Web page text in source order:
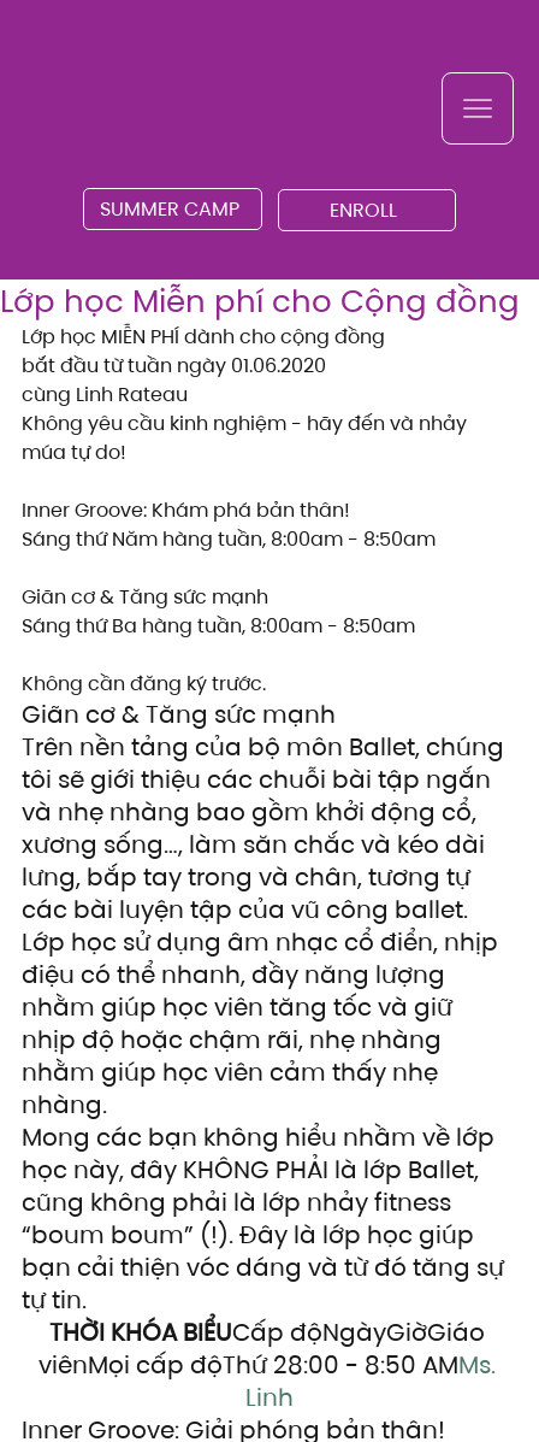
SUMMER CAMP ENROLL
Lớp học Miễn phí cho Cộng đồng
Lớp học MIỄN PHÍ dành cho cộng đồng
bắt đầu từ tuần ngày 01.06.2020
cùng Linh Rateau
Không yêu cầu kinh nghiệm - hãy đến và nhảy
múa tự do!
Inner Groove: Khám phá bản thân!
Sáng thứ Năm hàng tuần, 8:00am - 8:50am
Giãn cơ & Tăng sức mạnh
Sáng thứ Ba hàng tuần, 8:00am - 8:50am
Không cần đăng ký trước.
Giãn cơ & Tăng sức mạnh
Trên nền tảng của bộ môn Ballet, chúng
tôi sẽ giới thiệu các chuỗi bài tập ngắn
và nhẹ nhàng bao gồm khởi động cổ,
xương sống…, làm săn chắc và kéo dài
lưng, bắp tay trong và chân, tương tự
các bài luyện tập của vũ công ballet.
Lớp học sử dụng âm nhạc cổ điển, nhịp
điệu có thể nhanh, đầy năng lượng
nhằm giúp học viên tăng tốc và giữ
nhịp độ hoặc chậm rãi, nhẹ nhàng
nhằm giúp học viên cảm thấy nhẹ
nhàng.
Mong các bạn không hiểu nhầm về lớp
học này, đây KHÔNG PHẢI là lớp Ballet,
cũng không phải là lớp nhảy fitness
“boum boum” (!). Đây là lớp học giúp
bạn cải thiện vóc dáng và từ đó tăng sự
tự tin.
THỜI KHÓA BIỂUCấp độNgàyGiờGiáo
viênMọi cấp độThứ 28:00 - 8:50 AMMs.
Linh
Inner Groove: Giải phóng bản thân!